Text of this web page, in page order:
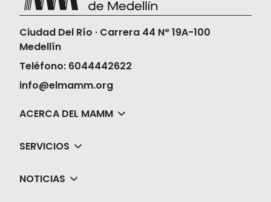
Ciudad Del Río · Carrera 44 N° 19A-100
Medellín
Teléfono: 6044442622
info@elmamm.org
ACERCA DEL MAMM
SERVICIOS
NOTICIAS